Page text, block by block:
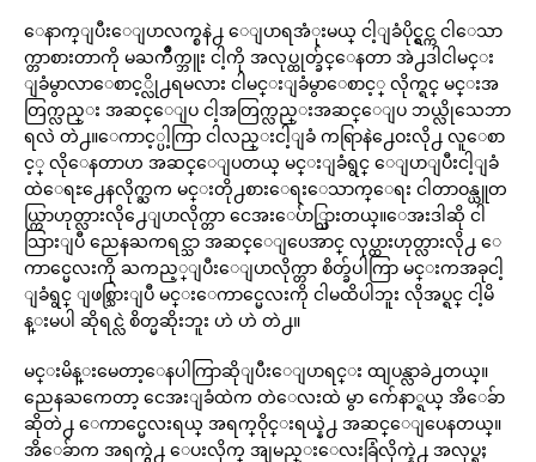
ေနာက္ျပီးေျပာလက္စနဲ႕ ေျပာရအံုးမယ္ ငါ့ျခံပိုင္ရွင္က ငါေသာ
က္တာစားတာကို မႀကိဳက္ဘူး ငါ့ကို အလုပ္ထုတ္ခ်င္ေနတာ အဲ႕ဒါငါမင္း
ျခံမွာလာေစာင့္လို႕ရမလား ငါမင္းျခံမွာေစာင့္ လိုက္ရင္ မင္းအ
တြက္လည္း အဆင္ေျပ ငါ့အတြက္လည္းအဆင္ေျပ ဘယ္လိုသေဘာ
ရလဲ တဲ႕။ေကာင့္ပါ့ကြာ ငါလည္းငါ့ျခံ ကရြာနဲ႕ေဝးလို႕ လူေစာ
င့္ လိုေနတာဟ အဆင္ေျပတယ္ မင္းျခံရွင္ ေျပာျပီးငါ့ျခံ
ထဲေရႊ႕ေနလိုက္ႀက မင္းတို႕စားေရးေသာက္ေရး ငါတာဝန္ယူတ
ယ္ကြာဟုတ္လားလို႕ေျပာလိုက္တာ ငေအးေပ်ာ္သြားတယ္။ေအးဒါဆို ငါ
သြားျပီ ညေနႀကရင္သာ အဆင္ေျပေအာင္ လုပ္ထားဟုတ္လားလို႕ ေ
ကာင္မေလးကို ႀကည့္ျပီးေျပာလိုက္တာ စိတ္ခ်ပါကြာ မင္းကအခုငါ့
ျခံရွင္ ျဖစ္သြားျပီ မင္းေကာင္မေလးကို ငါမထိပါဘူး လိုအပ္ရင္ ငါ့မိ
န္းမပါ ဆိုရင္လဲ စိတ္မဆိုးဘူး ဟဲ ဟဲ တဲ႕။
မင္းမိန္းမေတာ့ေနပါကြာဆိုျပီးေျပာရင္း ထျပန္လာခဲ႕တယ္။
ညေနႀကေတာ့ ငေအးျခံထဲက တဲေလးထဲ မွာ က်ေနာ္ရယ္ အိေခ်ာ
ဆိုတဲ႕ ေကာင္မေလးရယ္ အရက္ဝိုင္းရယ္နဲ႕ အဆင္ေျပေနတယ္။
အိေခ်ာက အရက္ငွဲ႕ ေပးလိုက္ အျမည္းေလးခြံလိုက္နဲ႕ အလုပ္ရႈ